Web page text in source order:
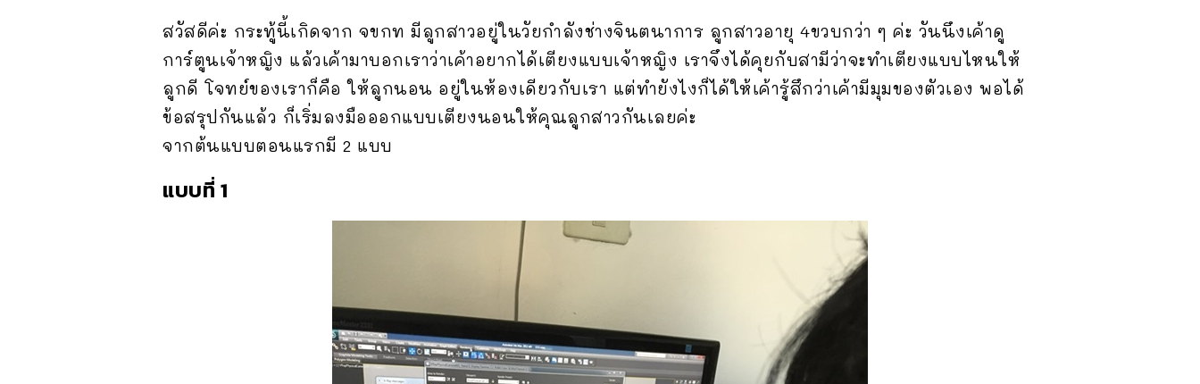
สวัสดีค่ะ กระทู้นี้เกิดจาก จขกท มีลูกสาวอยู่ในวัยกำลังช่างจินตนาการ ลูกสาวอายุ 4ขวบกว่า ๆ ค่ะ วันนึงเค้าดู
การ์ตูนเจ้าหญิง แล้วเค้ามาบอกเราว่าเค้าอยากได้เตียงแบบเจ้าหญิง เราจึงได้คุยกับสามีว่าจะทำเตียงแบบไหนให้
ลูกดี โจทย์ของเราก็คือ ให้ลูกนอน อยู่ในห้องเดียวกับเรา แต่ทำยังไงก็ได้ให้เค้ารู้สึกว่าเค้ามีมุมของตัวเอง พอได้
ข้อสรุปกันแล้ว ก็เริ่มลงมือออกแบบเตียงนอนให้คุณลูกสาวกันเลยค่ะ
จากต้นแบบตอนแรกมี 2 แบบ
แบบที่ 1